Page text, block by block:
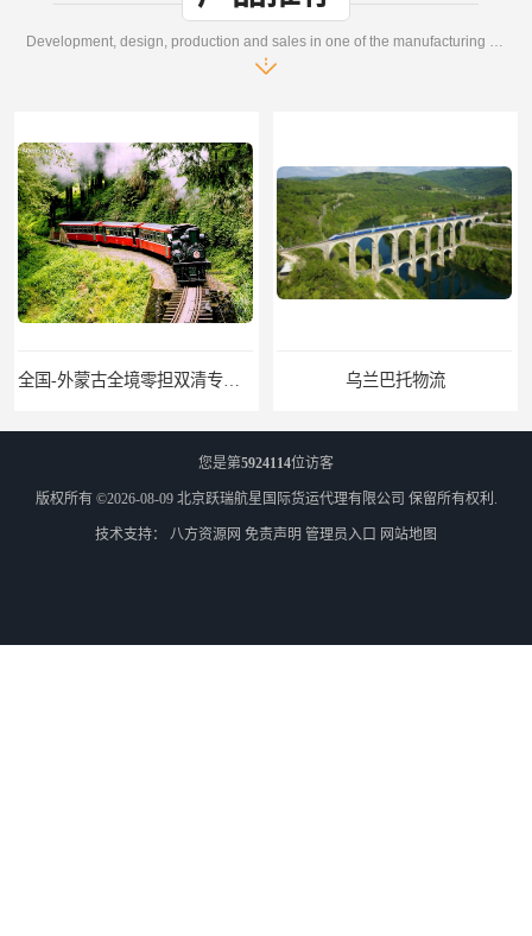
Development, design, production and sales in one of the manufacturing enterprises
乌兰巴托物流 外蒙古货运
您是第5924114位访客
版权所有 ©2026-08-09 北京跃瑞航星国际货运代理有限公司 保留所有权利.
技术支持： 八方资源网 免责声明 管理员入口 网站地图